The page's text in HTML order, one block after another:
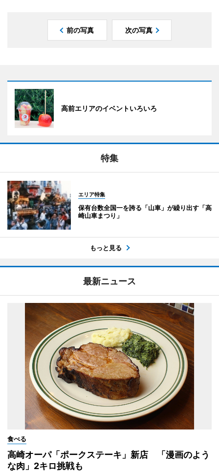
前の写真 次の写真
高前エリアのイベントいろいろ
特集
エリア特集
保有台数全国一を誇る「山車」が繰り出す「高
崎山車まつり」
もっと見る
最新ニュース
食べる
高崎オーパ「ポークステーキ」新店 「漫画のよう
な肉」2キロ挑戦も